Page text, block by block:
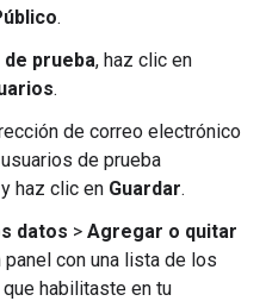
.
prueba, haz clic en
.
de correo electrónico
de prueba
haz clic en Guardar.
datos > Agregar o quitar
panel con una lista de los
habilitaste en tu